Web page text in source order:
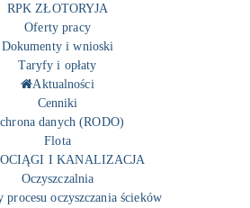
RPK ZŁOTORYJA
Oferty pracy
Dokumenty i wnioski
Taryfy i opłaty
Aktualności
Cenniki
danych (RODO)
Flota
I KANALIZACJA
Oczyszczalnia
procesu oczyszczania ścieków